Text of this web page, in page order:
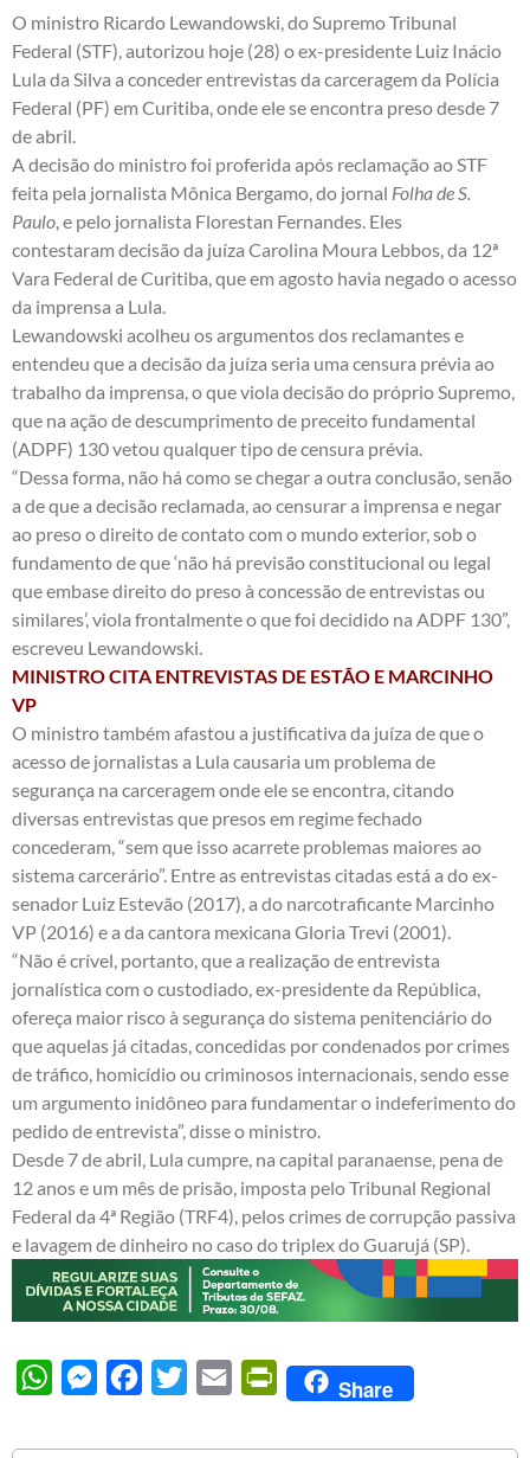
O ministro Ricardo Lewandowski, do Supremo Tribunal
Federal (STF), autorizou hoje (28) o ex-presidente Luiz Inácio
Lula da Silva a conceder entrevistas da carceragem da Polícia
Federal (PF) em Curitiba, onde ele se encontra preso desde 7
de abril.
A decisão do ministro foi proferida após reclamação ao STF
feita pela jornalista Mônica Bergamo, do jornal Folha de S.
Paulo, e pelo jornalista Florestan Fernandes. Eles
contestaram decisão da juíza Carolina Moura Lebbos, da 12ª
Vara Federal de Curitiba, que em agosto havia negado o acesso
da imprensa a Lula.
Lewandowski acolheu os argumentos dos reclamantes e
entendeu que a decisão da juíza seria uma censura prévia ao
trabalho da imprensa, o que viola decisão do próprio Supremo,
que na ação de descumprimento de preceito fundamental
(ADPF) 130 vetou qualquer tipo de censura prévia.
“Dessa forma, não há como se chegar a outra conclusão, senão
a de que a decisão reclamada, ao censurar a imprensa e negar
ao preso o direito de contato com o mundo exterior, sob o
fundamento de que ‘não há previsão constitucional ou legal
que embase direito do preso à concessão de entrevistas ou
similares’, viola frontalmente o que foi decidido na ADPF 130”,
escreveu Lewandowski.
MINISTRO CITA ENTREVISTAS DE ESTÃO E MARCINHO
VP
O ministro também afastou a justificativa da juíza de que o
acesso de jornalistas a Lula causaria um problema de
segurança na carceragem onde ele se encontra, citando
diversas entrevistas que presos em regime fechado
concederam, “sem que isso acarrete problemas maiores ao
sistema carcerário”. Entre as entrevistas citadas está a do ex-
senador Luiz Estevão (2017), a do narcotraficante Marcinho
VP (2016) e a da cantora mexicana Gloria Trevi (2001).
“Não é crível, portanto, que a realização de entrevista
jornalística com o custodiado, ex-presidente da República,
ofereça maior risco à segurança do sistema penitenciário do
que aquelas já citadas, concedidas por condenados por crimes
de tráfico, homicídio ou criminosos internacionais, sendo esse
um argumento inidôneo para fundamentar o indeferimento do
pedido de entrevista”, disse o ministro.
Desde 7 de abril, Lula cumpre, na capital paranaense, pena de
12 anos e um mês de prisão, imposta pelo Tribunal Regional
Federal da 4ª Região (TRF4), pelos crimes de corrupção passiva
e lavagem de dinheiro no caso do triplex do Guarujá (SP).
WhatsAppMessengerFacebook
Twitter Email PrintFriendly
Share